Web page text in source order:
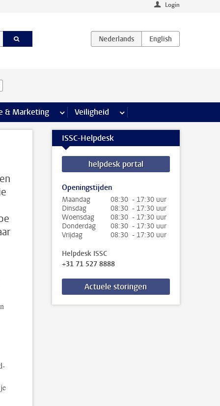
Login
& Marketing meer Communicatie & Marketing pagina’s
Veiligheid meer Veiligheid pagina’s
ISSC-Helpdesk
helpdesk portal
Openingstijden
Maandag
08:30 - 17:30 uur
Dinsdag
08:30 - 17:30 uur
Woensdag
08:30 - 17:30 uur
Donderdag
08:30 - 17:30 uur
Vrijdag
08:30 - 17:30 uur
Helpdesk ISSC
+31 71 527 8888
Actuele storingen